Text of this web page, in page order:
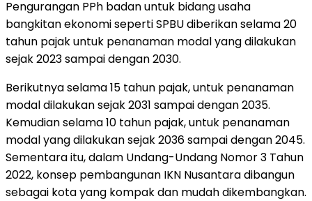
Pengurangan PPh badan untuk bidang usaha
bangkitan ekonomi seperti SPBU diberikan selama 20
tahun pajak untuk penanaman modal yang dilakukan
sejak 2023 sampai dengan 2030.
Berikutnya selama 15 tahun pajak, untuk penanaman
modal dilakukan sejak 2031 sampai dengan 2035.
Kemudian selama 10 tahun pajak, untuk penanaman
modal yang dilakukan sejak 2036 sampai dengan 2045.
Sementara itu, dalam Undang-Undang Nomor 3 Tahun
2022, konsep pembangunan IKN Nusantara dibangun
sebagai kota yang kompak dan mudah dikembangkan.